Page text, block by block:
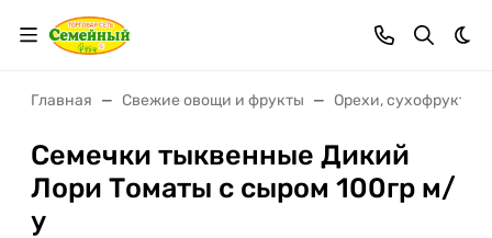
Главная Свежие овощи и фрукты Орехи, сухофрукты,
Семечки тыквенные Дикий
Лори Томаты с сыром 100гр м/
у